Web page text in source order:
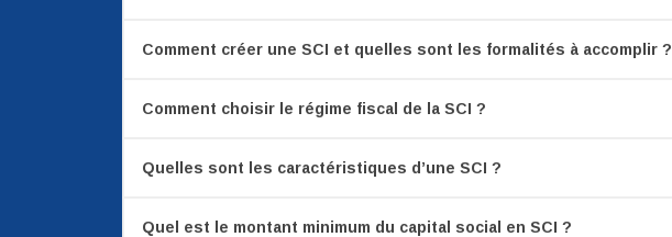
Comment créer une SCI et quelles sont les formalités à accomplir ?
Comment choisir le régime fiscal de la SCI ?
Quelles sont les caractéristiques d’une SCI ?
Quel est le montant minimum du capital social en SCI ?